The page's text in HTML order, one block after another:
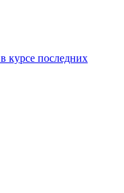
курсе последних